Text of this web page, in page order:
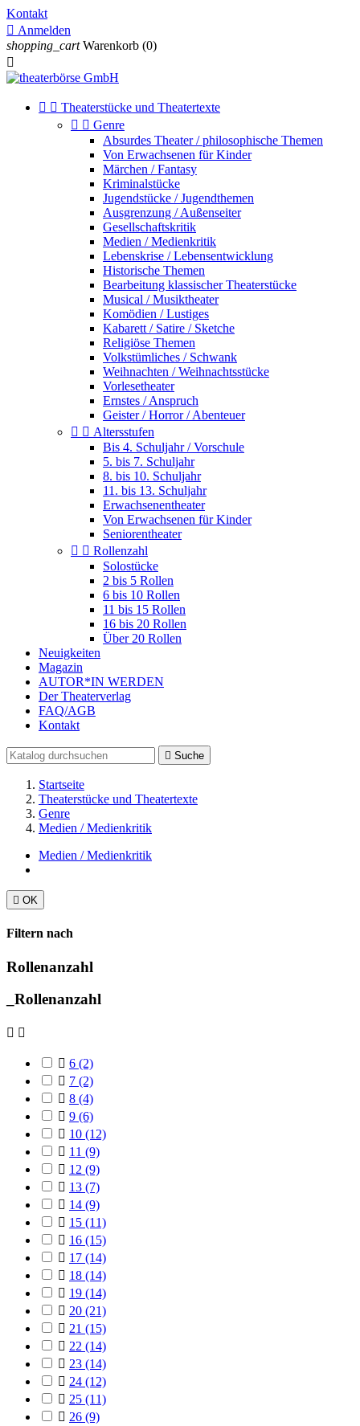
Kontakt
 Anmelden
shopping_cart Warenkorb (0)

  Theaterstücke und Theatertexte
  Genre
Absurdes Theater / philosophische Themen
Von Erwachsenen für Kinder
Märchen / Fantasy
Kriminalstücke
Jugendstücke / Jugendthemen
Ausgrenzung / Außenseiter
Gesellschaftskritik
Medien / Medienkritik
Lebenskrise / Lebensentwicklung
Historische Themen
Bearbeitung klassischer Theaterstücke
Musical / Musiktheater
Komödien / Lustiges
Kabarett / Satire / Sketche
Religiöse Themen
Volkstümliches / Schwank
Weihnachten / Weihnachtsstücke
Vorlesetheater
Ernstes / Anspruch
Geister / Horror / Abenteuer
  Altersstufen
Bis 4. Schuljahr / Vorschule
5. bis 7. Schuljahr
8. bis 10. Schuljahr
11. bis 13. Schuljahr
Erwachsenentheater
Von Erwachsenen für Kinder
Seniorentheater
  Rollenzahl
Solostücke
2 bis 5 Rollen
6 bis 10 Rollen
11 bis 15 Rollen
16 bis 20 Rollen
Über 20 Rollen
Neuigkeiten
Magazin
AUTOR*IN WERDEN
Der Theaterverlag
FAQ/AGB
Kontakt
 Suche
Startseite
Theaterstücke und Theatertexte
Genre
Medien / Medienkritik
Medien / Medienkritik
 OK
Filtern nach
Rollenanzahl
_Rollenanzahl
 
 6 (2)
 7 (2)
 8 (4)
 9 (6)
 10 (12)
 11 (9)
 12 (9)
 13 (7)
 14 (9)
 15 (11)
 16 (15)
 17 (14)
 18 (14)
 19 (14)
 20 (21)
 21 (15)
 22 (14)
 23 (14)
 24 (12)
 25 (11)
 26 (9)